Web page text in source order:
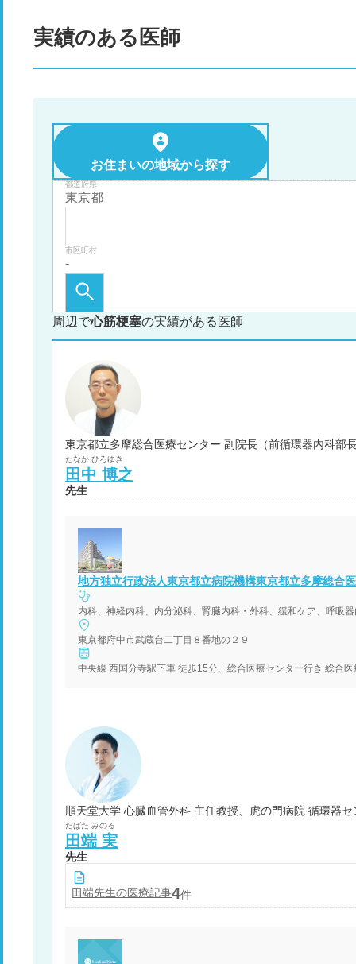
実績のある医師
お住まいの地域から探す
都道府県
市区町村
周辺で心筋梗塞の実績がある医師
東京都立多摩総合医療センター 副院長（前循環器内科部
たなか ひろゆき
田中 博之
先生
地方独立行政法人東京都立病院機構東京都立多摩総合
東京都府中市武蔵台二丁目８番地の２９
順天堂大学 心臓血管外科 主任教授、虎の門病院 循環器
たばた みのる
田端 実
先生
田端先生の医療記事4件